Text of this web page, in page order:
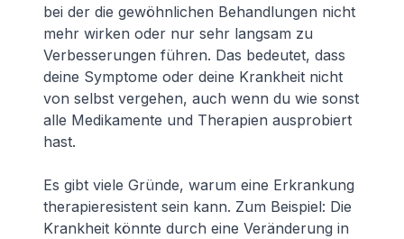
bei der die gewöhnlichen Behandlungen nicht
mehr wirken oder nur sehr langsam zu
Verbesserungen führen. Das bedeutet, dass
deine Symptome oder deine Krankheit nicht
von selbst vergehen, auch wenn du wie sonst
alle Medikamente und Therapien ausprobiert
hast.
Es gibt viele Gründe, warum eine Erkrankung
therapieresistent sein kann. Zum Beispiel: Die
Krankheit könnte durch eine Veränderung in